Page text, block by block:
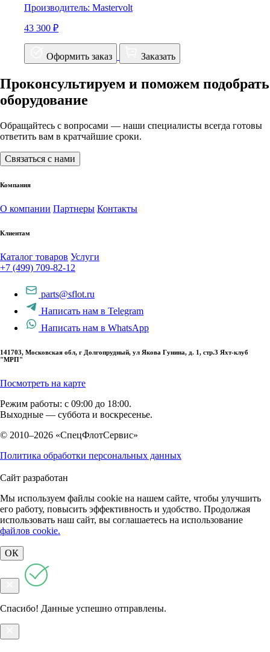
Производитель: Mastervolt
43 300 ₽
Оформить заказ Заказать
Проконсультируем и поможем подобрать
оборудование
Обращайтесь с вопросами — наши специалисты всегда готовы
ответить вам в кратчайшие сроки.
Связаться с нами
Компания
О компании Партнеры Контакты
Клиентам
Каталог товаров Услуги
+7 (499) 709-82-12
parts@sflot.ru
Написать нам в Telegram
Написать нам в WhatsApp
141703, Московская обл, г Долгопрудный, ул Якова Гунина, д. 1, стр.3 Яхт-клуб
"МРП"
Посмотреть на карте
Режим работы: с 09:00 до 18:00.
Выходные — суббота и воскресенье.
© 2010–2026 «СпецФлотСервис»
Политика обработки персональных данных
Сайт разработан
Мы используем файлы cookie на нашем сайте, чтобы улучшить
его работу, повысить эффективность и удобство. Продолжая
использовать наш сайт, вы соглашаетесь на использование
файлов cookie.
ОК
Спасибо! Данные успешно отправлены.